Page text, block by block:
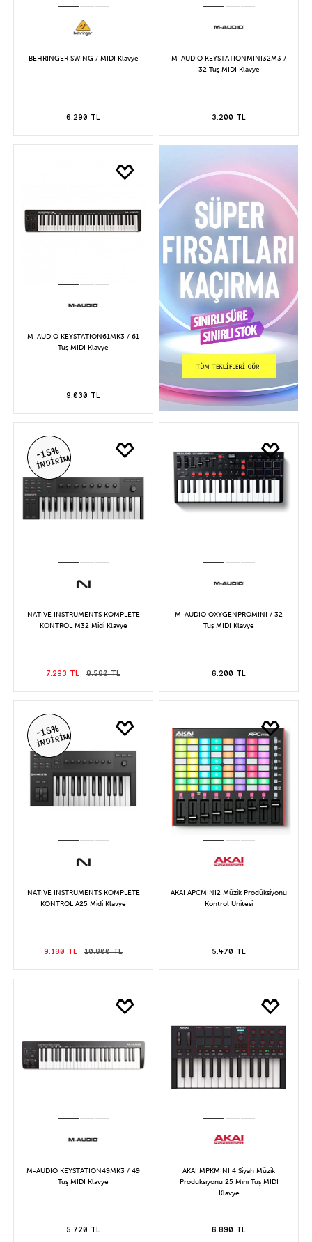
BEHRINGER SWING / MIDI Klavye
6.290 TL
M-AUDIO KEYSTATIONMINI32M3 /
32 Tuş MIDI Klavye
3.200 TL
M-AUDIO KEYSTATION61MK3 / 61
Tuş MIDI Klavye
9.030 TL
-15%
İNDİRİM
NATIVE INSTRUMENTS KOMPLETE
KONTROL M32 Midi Klavye
7.293 TL 8.580 TL
M-AUDIO OXYGENPROMINI / 32
Tuş MIDI Klavye
6.200 TL
-15%
İNDİRİM
NATIVE INSTRUMENTS KOMPLETE
KONTROL A25 Midi Klavye
9.180 TL 10.800 TL
AKAI APCMINI2 Müzik Prodüksiyonu
Kontrol Ünitesi
5.470 TL
M-AUDIO KEYSTATION49MK3 / 49
Tuş MIDI Klavye
5.720 TL
AKAI MPKMINI 4 Siyah Müzik
Prodüksiyonu 25 Mini Tuş MIDI
Klavye
6.890 TL